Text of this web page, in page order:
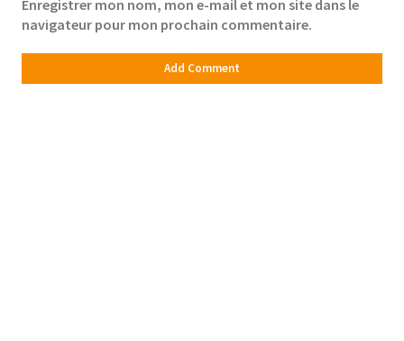
Enregistrer mon nom, mon e-mail et mon site dans le
navigateur pour mon prochain commentaire.